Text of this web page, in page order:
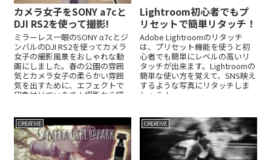
カメラ女子をSONY a7cと
DJI RS2を使って撮影!
ミラーレス一眼のSONY α7cとジ
ンバルのDJI RS2を使ってカメラ
女子の撮影風景をおしゃれな動
画にしました。春の公園の雰囲
気とカメラ女子の柔らかい雰囲
気を出すために、エフェクトで
印象付けています！撮影から編
Lightroom初心者でもプ
リセットで簡単リタッチ！
Adobe Lightroomのリタッチ
は、プリセット機能を使うと初
心者でも簡単にレベルの高いリ
タッチが出来ます。Lightroomの
簡単な使い方を覚えて、SNS映え
するような写真にリタッチしま
しょう！
CREATIVE CREATIVE